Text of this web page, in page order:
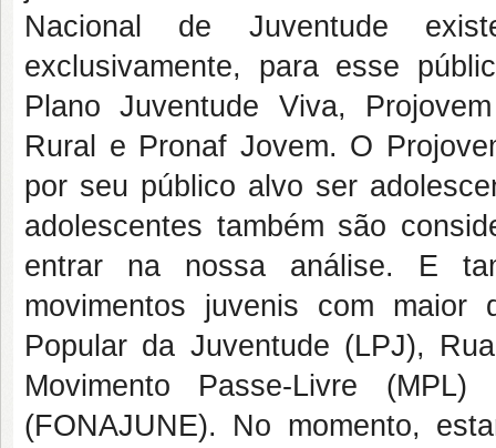
Nacional de Juventude
exclusivamente, para esse
Plano Juventude Viva,
Rural e Pronaf Jovem. O
por seu público alvo ser
adolescentes também são
entrar na nossa análise. E
movimentos juvenis com maior
Popular da Juventude (LPJ),
Movimento Passe-Livre
(FONAJUNE). No momento,